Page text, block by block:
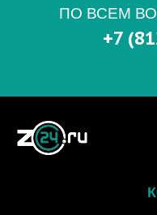
ПО ВСЕМ
+7